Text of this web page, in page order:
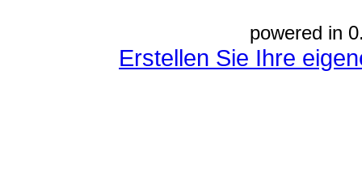
powered in
Erstellen Sie Ihre